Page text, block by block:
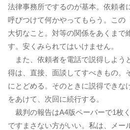
法律事務所でするのが基本。依頼者
呼びつけて何かやってもらう。この
大切なこと。対等の関係をあくまで
す。安くみられてはいけません。
また、依頼者を電話で説得しよう
得は、直接、面談してすべきもの。
にとどめる。そのときに説得できな
をあけて、次回に続行する。
裁判の報告はA4版ペーパーで1枚
ですまさない方がいい。私は、メー